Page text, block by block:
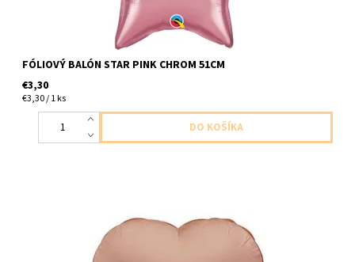
FÓLIOVÝ BALÓN STAR PINK CHROM 51CM
€3,30
€3,30 / 1 ks
foliovy balon v tvare srdca ruzovo matny 1ks v baleni velkost cca
43cm dodavame nenafukany